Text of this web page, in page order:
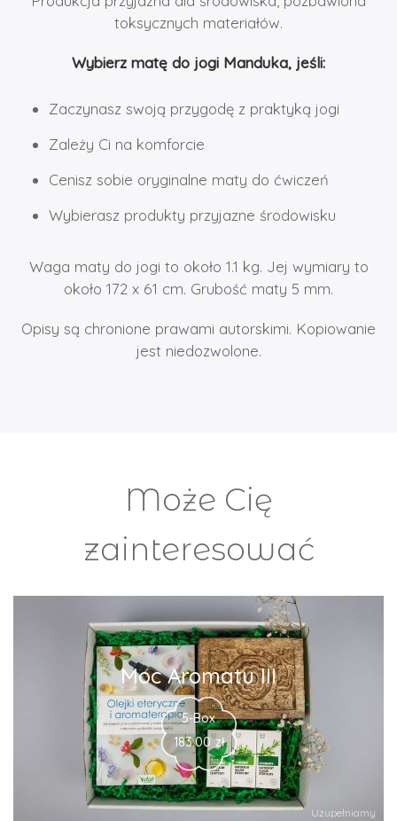
toksycznych materiałów.
Wybierz matę do jogi Manduka, jeśli:
Zaczynasz swoją przygodę z praktyką jogi
Zależy Ci na komforcie
Cenisz sobie oryginalne maty do ćwiczeń
Wybierasz produkty przyjazne środowisku
Waga maty do jogi to około 1.1 kg. Jej wymiary to
około 172 x 61 cm. Grubość maty 5 mm.
Opisy są chronione prawami autorskimi. Kopiowanie
jest niedozwolone.
Może Cię
zainteresować
Uzupełniamy
Moc Aromatu III
5-Box
183.00 zł